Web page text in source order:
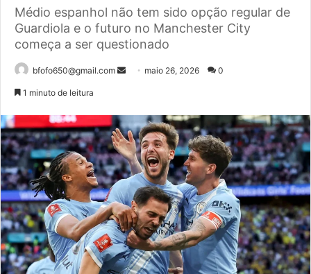
Médio espanhol não tem sido opção regular de
Guardiola e o futuro no Manchester City
começa a ser questionado
bfofo650@gmail.com
Mandemaio 26, 2026 0
1 minuto de leitura